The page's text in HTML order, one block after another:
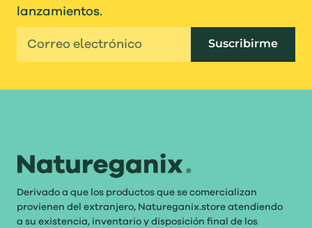
lanzamientos.
Suscribirme
Derivado a que los productos que se comercializan
provienen del extranjero, Natureganix.store atendiendo
a su existencia, inventario y disposición final de los